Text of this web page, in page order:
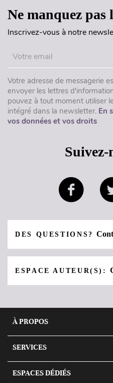
Ne manquez pas
Inscrivez-vous à notre
Votre adresse de messagerie
envoyer les lettres
pouvez à tout moment utiliser
intégré dans la newsletter. En
vos données et vos droits
DES QUESTIONS?
ESPACE AUTEUR(S):
À PROPOS
SERVICES
ESPACES DÉDIÉS